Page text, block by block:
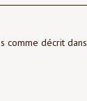
comme décrit dans